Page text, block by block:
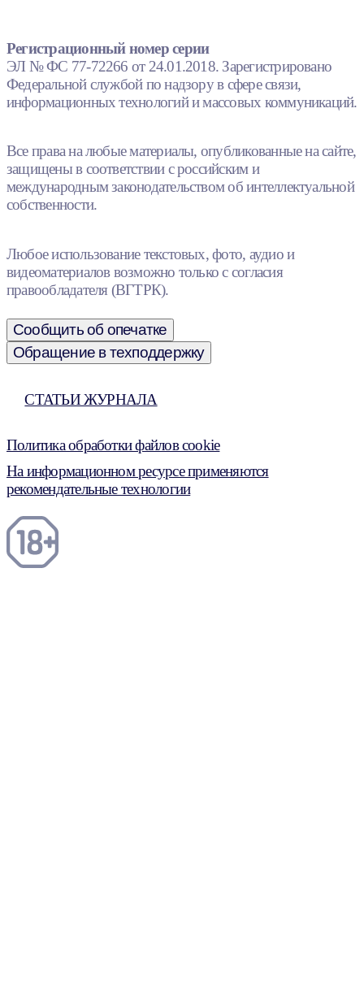
Регистрационный номер серии
ЭЛ № ФС 77-72266 от 24.01.2018. Зарегистрировано
Федеральной службой по надзору в сфере связи,
информационных технологий и массовых коммуникаций.
Все права на любые материалы, опубликованные на сайте,
защищены в соответствии с российским и
международным законодательством об интеллектуальной
собственности.
Любое использование текстовых, фото, аудио и
видеоматериалов возможно только с согласия
правообладателя (ВГТРК).
Сообщить об опечатке
Обращение в техподдержку
СТАТЬИ ЖУРНАЛА
Политика обработки файлов cookie
На информационном ресурсе применяются
рекомендательные технологии